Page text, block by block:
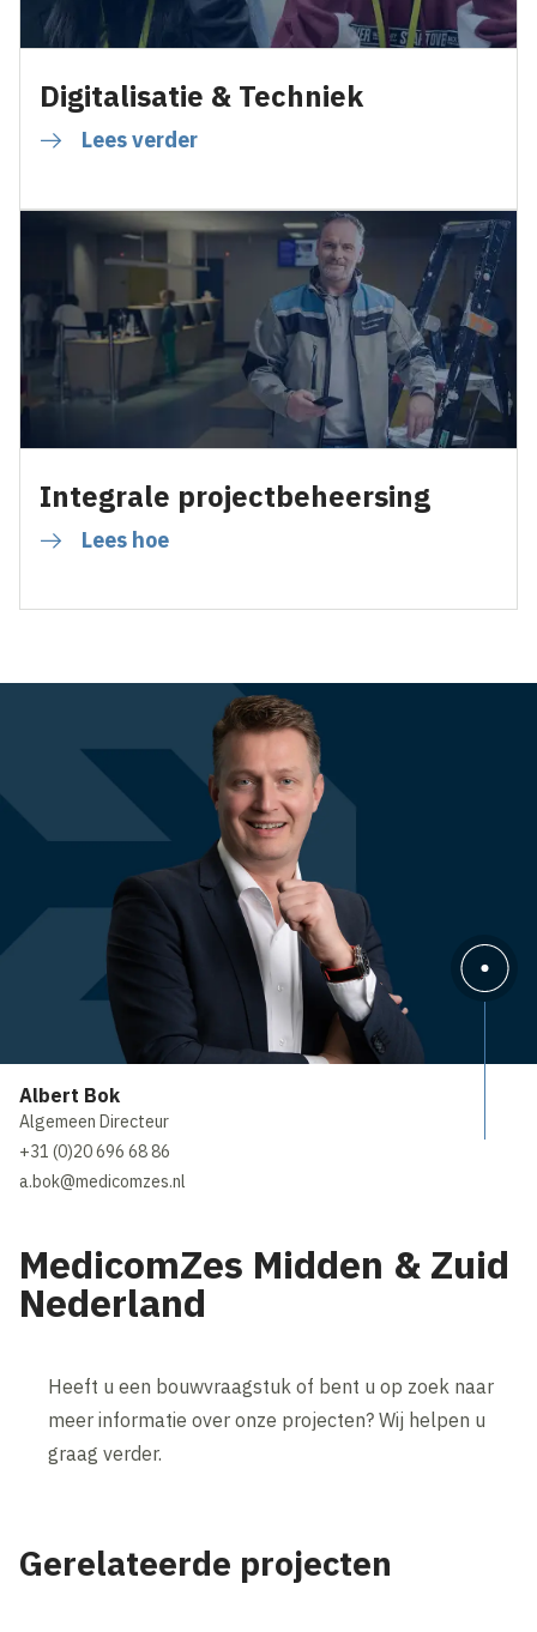
Digitalisatie & Techniek
Lees verder
Integrale projectbeheersing
Lees hoe
Albert Bok
Algemeen Directeur
+31 (0)20 696 68 86
a.bok@medicomzes.nl
MedicomZes Midden & Zuid
Nederland
Heeft u een bouwvraagstuk of bent u op zoek naar
meer informatie over onze projecten? Wij helpen u
graag verder.
Gerelateerde projecten